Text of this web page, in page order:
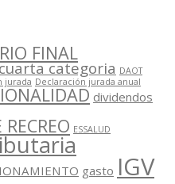
FINAL
categoria DAOT
jurada Declaración jurada anual
dividendos
ESSALUD
gasto IGV